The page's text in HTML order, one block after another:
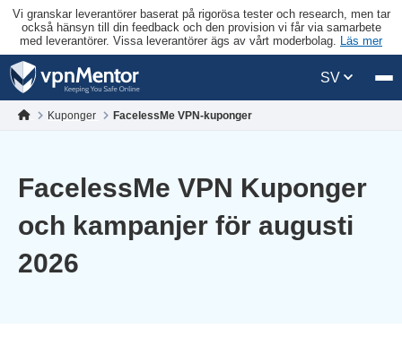
Vi granskar leverantörer baserat på rigorösa tester och research, men tar
också hänsyn till din feedback och den provision vi får via samarbete
med leverantörer. Vissa leverantörer ägs av vårt moderbolag. Läs mer
SV
Kuponger FacelessMe VPN-kuponger
FacelessMe VPN Kuponger
och kampanjer för augusti
2026